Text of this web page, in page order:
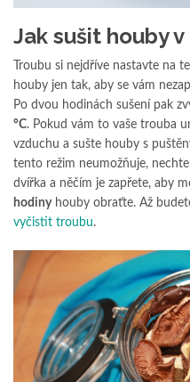
Jak sušit houby
Troubu si nejdříve nastavte na
houby jen tak, aby se vám
Po dvou hodinách sušení pak
°C. Pokud vám to vaše trouba
vzduchu a sušte houby s
tento režim neumožňuje,
dvířka a něčím je zapřete, aby
hodinyhouby obraťte. Až
vyčistit troubu.